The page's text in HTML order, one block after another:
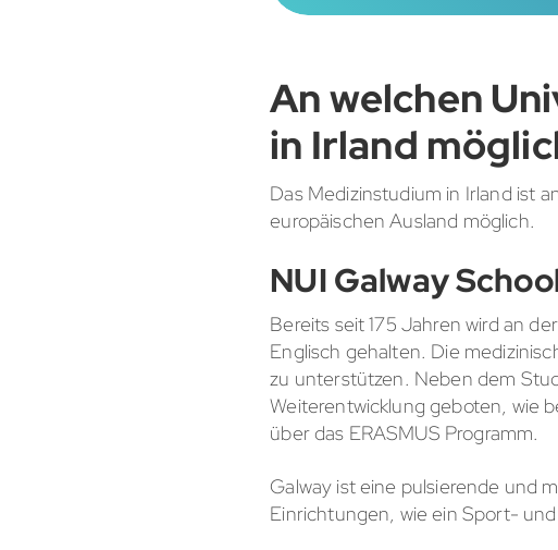
An welchen
in Irland
Das Medizinstudium in Irland ist
europäischen Ausland möglich.
NUI Galway
Bereits seit 175 Jahren wird an
Englisch gehalten. Die
zu unterstützen. Neben dem
Weiterentwicklung geboten, wie
über das ERASMUS Programm.
Galway ist eine pulsierende und
Einrichtungen, wie ein Sport-